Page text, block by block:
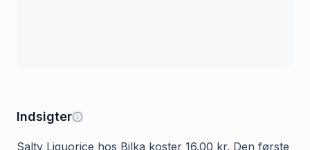
Indsigter
Salty Liquorice hos Bilka koster 16.00 kr. Den første